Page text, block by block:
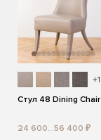
+1
Стул 48 Dining Chair
24 600...56 400 ₽